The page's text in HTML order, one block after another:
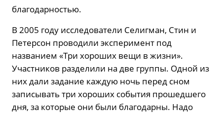
благодарностью.
В 2005 году исследователи Селигман, Стин и
Петерсон проводили эксперимент под
названием «Три хороших вещи в жизни».
Участников разделили на две группы. Одной из
них дали задание каждую ночь перед сном
записывать три хороших события прошедшего
дня, за которые они были благодарны. Надо